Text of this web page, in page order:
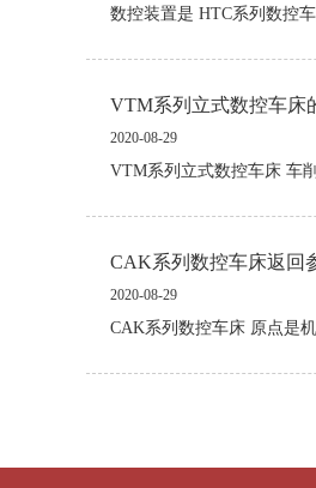
数控装置是 HTC系列数控
VTM系列立式数控车床
2020-08-29
VTM系列立式数控车床 车
CAK系列数控车床返回
2020-08-29
CAK系列数控车床 原点是